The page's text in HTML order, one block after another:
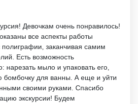
Девочкам очень понравилось!
все аспекты работы
заканчивая самим
Есть возможность
нарезать мыло и упаковать его,
для ванны. А еще и уйти
своими руками. Спасибо
экскурсии! Будем